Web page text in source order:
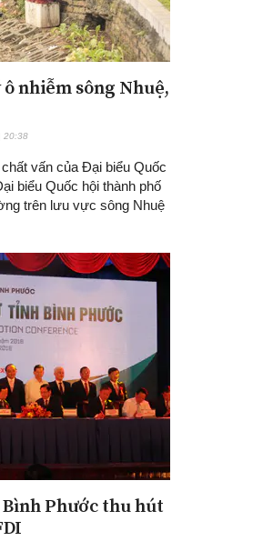
nhiễm sông Nhuệ,
20:38
vấn của Đại biểu Quốc
biểu Quốc hội thành phố
trên lưu vực sông Nhuệ
Phước thu hút